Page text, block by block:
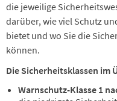
die jeweilige
darüber, wie viel Schutz
bietet und wo Sie die
können.
Die Sicherheitsklassen im
Warnschutz-Klasse 1